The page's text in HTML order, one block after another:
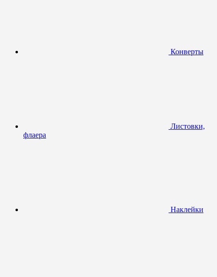
Конверты
Листовки,
флаера
Наклейки